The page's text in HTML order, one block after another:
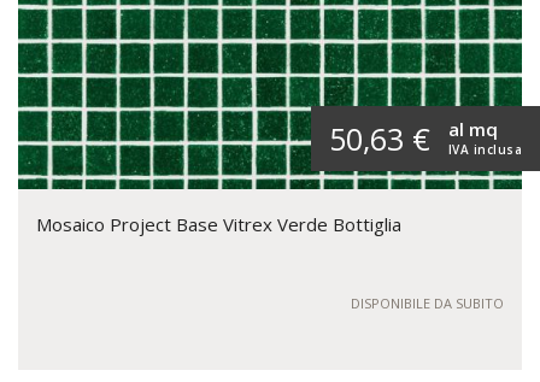
50,63 € IVA inclusa
al mq
Mosaico Project Base Vitrex Verde Bottiglia
DISPONIBILE DA SUBITO